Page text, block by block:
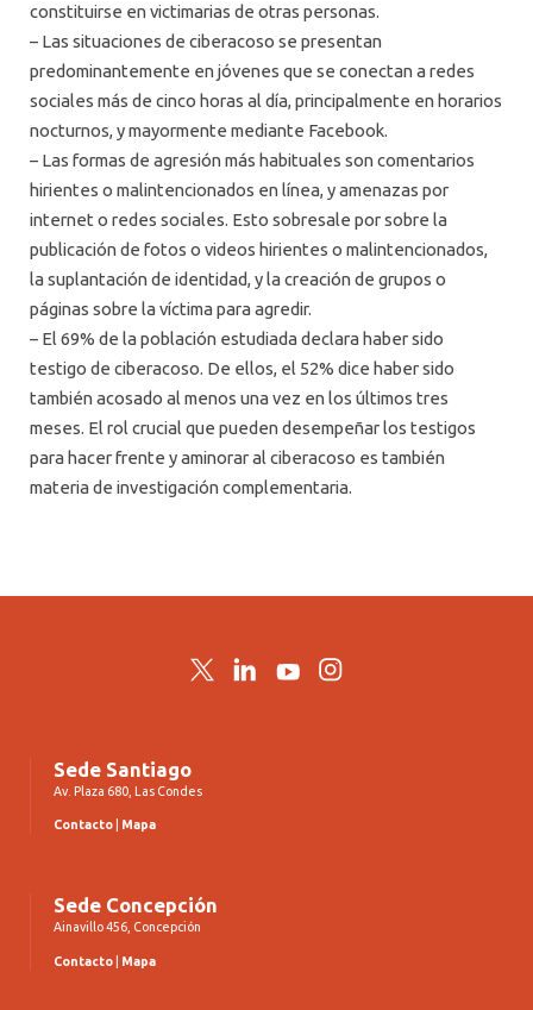
constituirse en victimarias de otras personas.
– Las situaciones de ciberacoso se presentan
predominantemente en jóvenes que se conectan a redes
sociales más de cinco horas al día, principalmente en horarios
nocturnos, y mayormente mediante Facebook.
– Las formas de agresión más habituales son comentarios
hirientes o malintencionados en línea, y amenazas por
internet o redes sociales. Esto sobresale por sobre la
publicación de fotos o videos hirientes o malintencionados,
la suplantación de identidad, y la creación de grupos o
páginas sobre la víctima para agredir.
– El 69% de la población estudiada declara haber sido
testigo de ciberacoso. De ellos, el 52% dice haber sido
también acosado al menos una vez en los últimos tres
meses. El rol crucial que pueden desempeñar los testigos
para hacer frente y aminorar al ciberacoso es también
materia de investigación complementaria.
TwitterLinkedInYouTubeInstagram
Sede Santiago
Av. Plaza 680, Las Condes
Contacto Mapa
Sede Concepción
Ainavillo 456, Concepción
Contacto Mapa